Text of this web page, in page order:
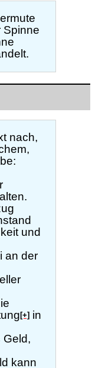
Spinne
nach,
und
an der
[+] in
Geld,
kann